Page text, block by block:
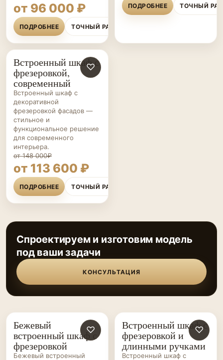
от 96 000 ₽
ПОДРОБНЕЕ ТОЧНЫЙ РАСЧЁТ
ПОДРОБНЕЕ ТОЧНЫЙ
ШКАФЫ НА ЗАКАЗ ♡
Встроенный шкаф с
фрезеровкой,
современный
Встроенный шкаф с
декоративной
фрезеровкой фасадов —
стильное и
функциональное решение
для современного
интерьера.
от 148 000₽
от 113 600 ₽
ПОДРОБНЕЕ ТОЧНЫЙ РАСЧЁТ
Спроектируем и изготовим модель
под ваши задачи
КОНСУЛЬТАЦИЯ
ШКАФЫ НА ЗАКАЗ ♡
Бежевый
встроенный шкаф с
фрезеровкой
Бежевый встроенный
ШКАФЫ НА ЗАКАЗ ♡
Встроенный шкаф с
фрезеровкой и
длинными ручками
Встроенный шкаф с